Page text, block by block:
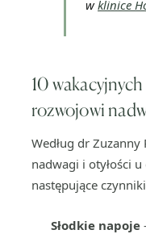
wklinice
10
rozwojowi
Według dr
nadwagi i otyłości
następujące
Słodkie napoje